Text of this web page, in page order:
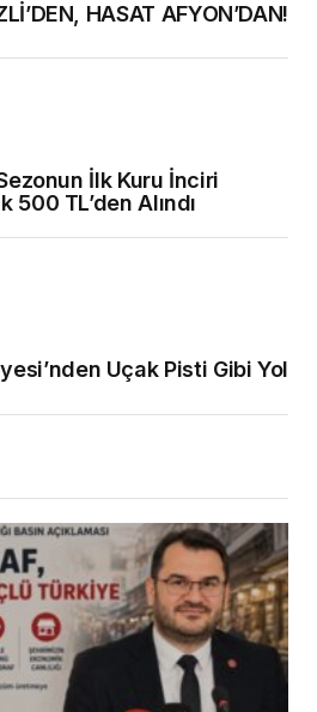
HASAT AFYON’DAN!
İlk Kuru İnciri
500 TL’den Alındı
Uçak Pisti Gibi Yol